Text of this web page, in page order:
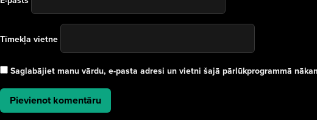
Tīmekļa vietne
Saglabājiet manu vārdu, e-pasta adresi un vietni šajā pārlūkprogrammā